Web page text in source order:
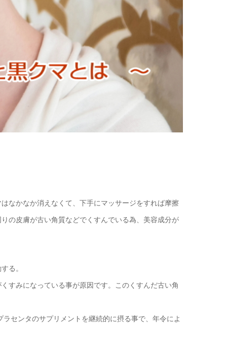
なかなか消えなくて、下手にマッサージをすれば摩擦
の皮膚が古い角質などでくすんでいる為、美容成分が
る。
すみになっている事が原因です。このくすんだ古い角
センタのサプリメントを継続的に摂る事で、年令によ